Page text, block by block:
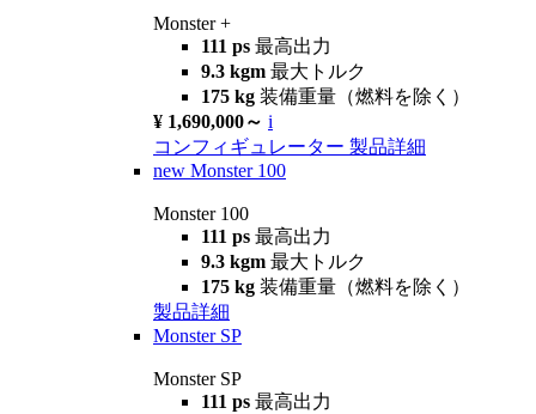
Monster +
111 ps 最高出力
9.3 kgm 最大トルク
175 kg 装備重量（燃料を除く）
¥ 1,690,000～ i
コンフィギュレーター 製品詳細
new Monster 100
Monster 100
111 ps 最高出力
9.3 kgm 最大トルク
175 kg 装備重量（燃料を除く）
製品詳細
Monster SP
Monster SP
111 ps 最高出力